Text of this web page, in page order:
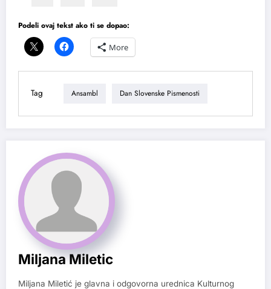
Podeli ovaj tekst ako ti se dopao:
More
Tag Ansambl Dan Slovenske Pismenosti
Miljana Miletic
Miljana Miletić je glavna i odgovorna urednica Kulturnog